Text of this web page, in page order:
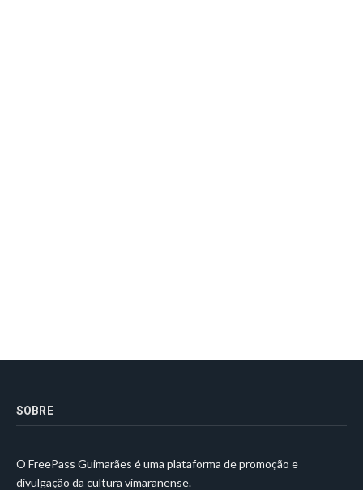
SOBRE
O FreePass Guimarães é uma plataforma de promoção e
divulgação da cultura vimaranense.